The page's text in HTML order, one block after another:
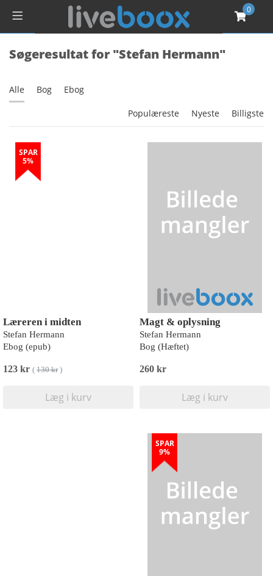
0
Søgeresultat for "Stefan Hermann"
Alle Bog Ebog
Populæreste Nyeste Billigste
SPAR
5%
Læreren i midten
Stefan Hermann
Ebog (epub)
123 kr ( 130 kr)
Læg i kurv
Magt & oplysning
Stefan Hermann
Bog (Hæftet)
260 kr
Læg i kurv
SPAR
9%